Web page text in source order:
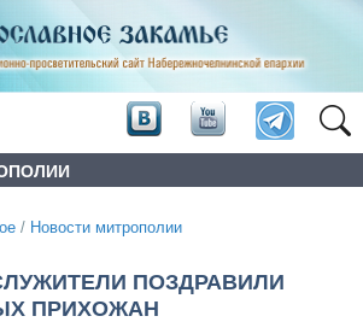
/ Новости митрополии
ПОЗДРАВИЛИ
ПРИХОЖАН